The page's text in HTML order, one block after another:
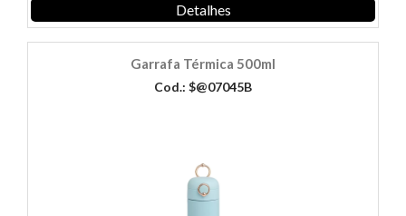
Detalhes
Garrafa Térmica 500ml
Cod.: $@07045B